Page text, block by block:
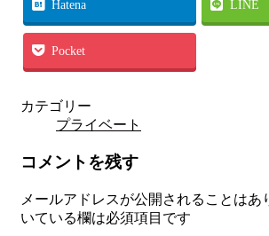
Hatena LINE
Pocket
カテゴリー
プライベート
コメントを残す
メールアドレスが公開されることはあ
いている欄は必須項目です